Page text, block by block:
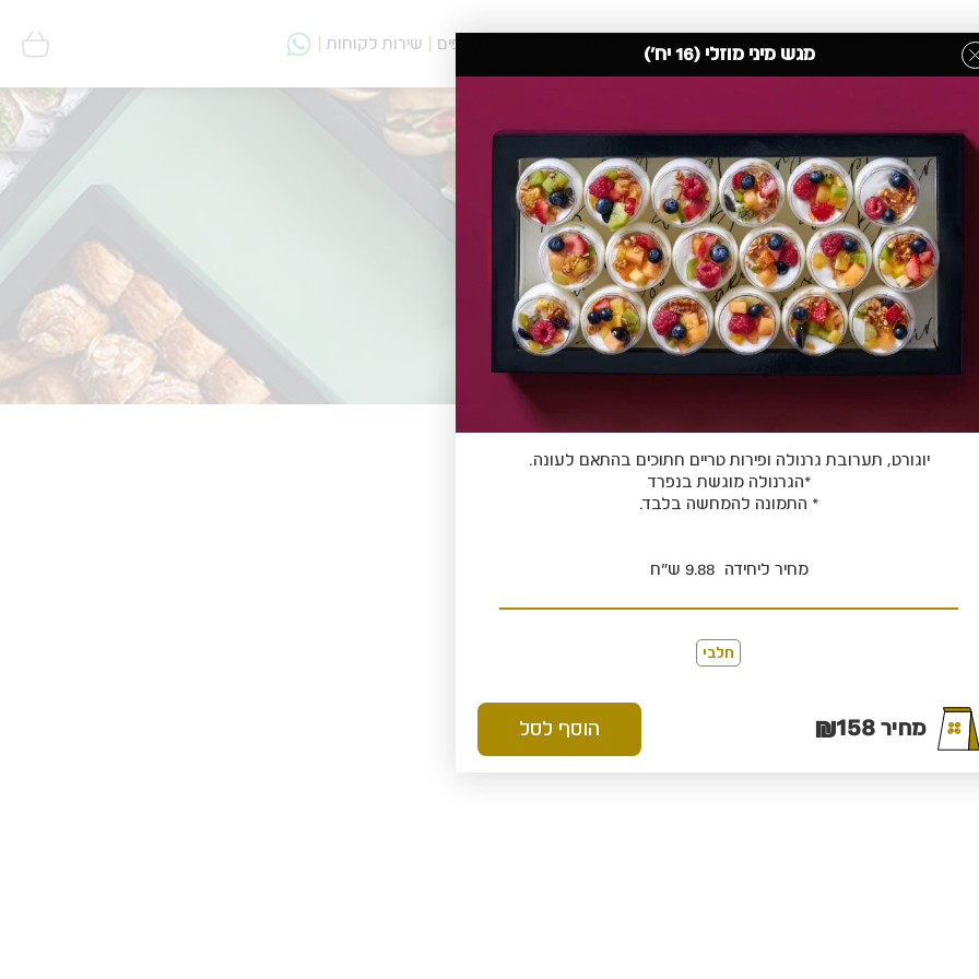
מתחם החגים מועדון לקוחות סניפים שירות לקוחות מגש מיני מוזלי (16 יח')
יוגורט, תערובת גרנולה ופירות טריים חתוכים בהתאם לעונה.
*הגרנולה מוגשת בנפרד
* התמונה להמחשה בלבד.
מחיר ליחידה 9.88 ש"ח
חלבי
הוסף לסל מחיר158
₪